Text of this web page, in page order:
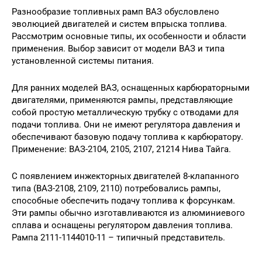
Разнообразие топливных рамп ВАЗ обусловлено
эволюцией двигателей и систем впрыска топлива.
Рассмотрим основные типы, их особенности и области
применения. Выбор зависит от модели ВАЗ и типа
установленной системы питания.
Для ранних моделей ВАЗ, оснащенных карбюраторными
двигателями, применяются рампы, представляющие
собой простую металлическую трубку с отводами для
подачи топлива. Они не имеют регулятора давления и
обеспечивают базовую подачу топлива к карбюратору.
Применение: ВАЗ-2104, 2105, 2107, 21214 Нива Тайга.
С появлением инжекторных двигателей 8-клапанного
типа (ВАЗ-2108, 2109, 2110) потребовались рампы,
способные обеспечить подачу топлива к форсункам.
Эти рампы обычно изготавливаются из алюминиевого
сплава и оснащены регулятором давления топлива.
Рампа 2111-1144010-11 – типичный представитель.